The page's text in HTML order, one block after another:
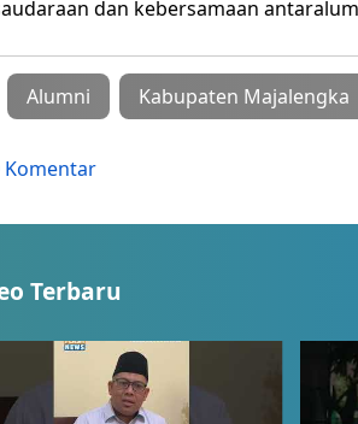
dan kebersamaan
Alumni Kabupaten Majalengka
Komentar
Terbaru